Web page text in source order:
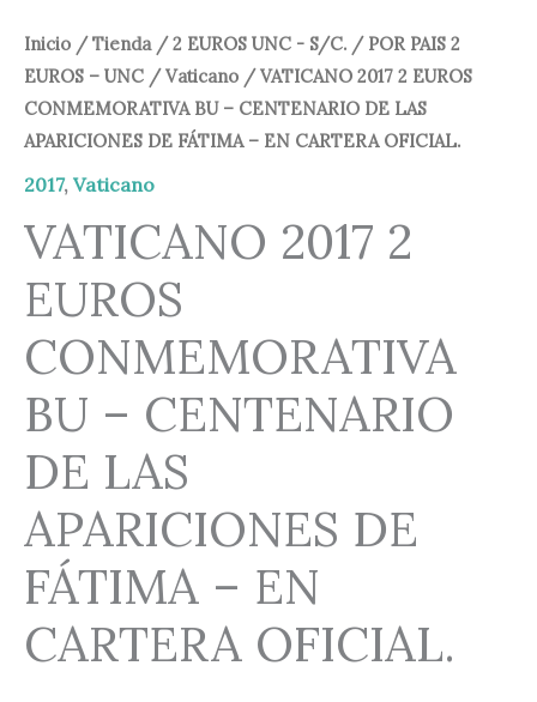
Inicio /Tienda/2 EUROS UNC - S/C. / POR PAIS 2
EUROS – UNC /Vaticano / VATICANO 2017 2 EUROS
CONMEMORATIVA BU – CENTENARIO DE LAS
APARICIONES DE FÁTIMA – EN CARTERA OFICIAL.
2017, Vaticano
VATICANO 2017 2
EUROS
CONMEMORATIVA
BU – CENTENARIO
DE LAS
APARICIONES DE
FÁTIMA – EN
CARTERA OFICIAL.
era:
60,00 €.
es:
54,95 €.